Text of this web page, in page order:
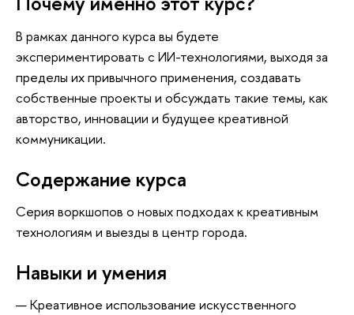
В рамках данного курса вы будете
экспериментировать с ИИ-технологиями, выходя за
пределы их привычного применения, создавать
собственные проекты и обсуждать такие темы, как
авторство, инновации и будущее креативной
коммуникации.
Содержание курса
Серия воркшопов о новых подходах к креативным
технологиям и выезды в центр города.
Навыки и умения
Креативное использование искусственного